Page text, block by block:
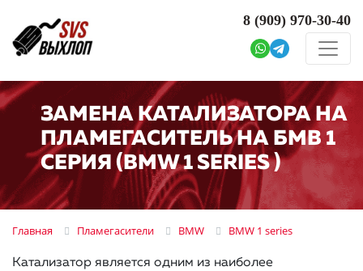
8 (909) 970-30-40
ЗАМЕНА КАТАЛИЗАТОРА НА
ПЛАМЕГАСИТЕЛЬ НА БМВ 1
СЕРИЯ (BMW 1 SERIES )
Главная Пламегасители BMW BMW 1 series
Катализатор является одним из наиболее